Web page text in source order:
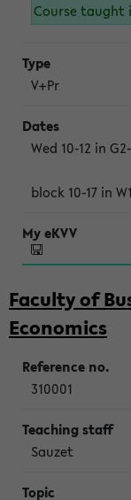
Course taught
V+Pr
Wed 10-12 in
block 10-17 in
Faculty of
Economics
310001
Sauzet